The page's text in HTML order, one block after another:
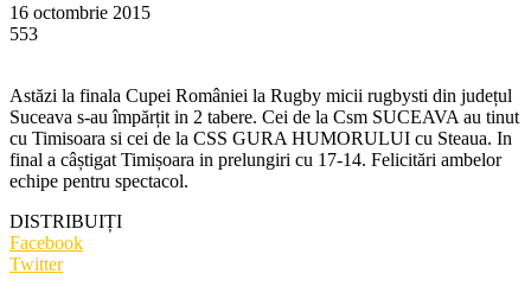
16 octombrie 2015
553
Astăzi la finala Cupei României la Rugby micii rugbysti din județul
Suceava s-au împărțit in 2 tabere. Cei de la Csm SUCEAVA au tinut
cu Timisoara si cei de la CSS GURA HUMORULUI cu Steaua. In
final a câștigat Timișoara in prelungiri cu 17-14. Felicitări ambelor
echipe pentru spectacol.
DISTRIBUIȚI
Facebook
Twitter